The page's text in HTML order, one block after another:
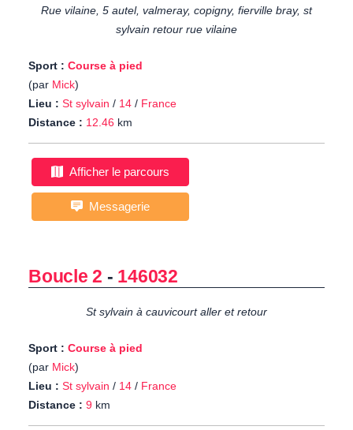
Rue vilaine, 5 autel, valmeray, copigny, fierville bray, st
sylvain retour rue vilaine
Sport : Course à pied
(par Mick)
Lieu : St sylvain / 14 / France
Distance : 12.46 km
Afficher le parcours
Messagerie
Boucle 2 - 146032
St sylvain à cauvicourt aller et retour
Sport : Course à pied
(par Mick)
Lieu : St sylvain / 14 / France
Distance : 9 km